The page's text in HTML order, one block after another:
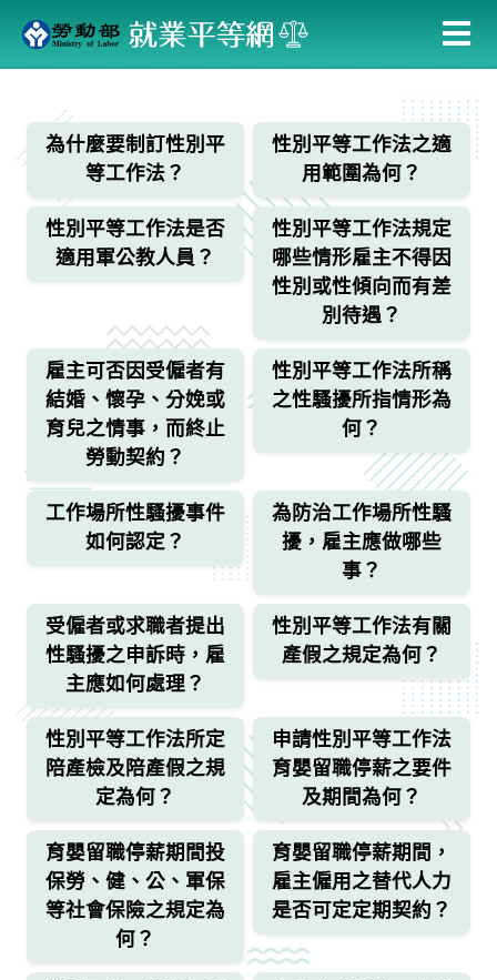
主
為什麼要制訂性別平
等工作法？
性別平等工作法之適
用範圍為何？
性別平等工作法是否
適用軍公教人員？
性別平等工作法規定
哪些情形雇主不得因
性別或性傾向而有差
別待遇？
雇主可否因受僱者有
結婚、懷孕、分娩或
育兒之情事，而終止
勞動契約？
性別平等工作法所稱
之性騷擾所指情形為
何？
工作場所性騷擾事件
如何認定？
為防治工作場所性騷
擾，雇主應做哪些
事？
受僱者或求職者提出
性騷擾之申訴時，雇
主應如何處理？
性別平等工作法有關
產假之規定為何？
性別平等工作法所定
陪產檢及陪產假之規
定為何？
申請性別平等工作法
育嬰留職停薪之要件
及期間為何？
育嬰留職停薪期間投
保勞、健、公、軍保
等社會保險之規定為
何？
育嬰留職停薪期間，
雇主僱用之替代人力
是否可定定期契約？